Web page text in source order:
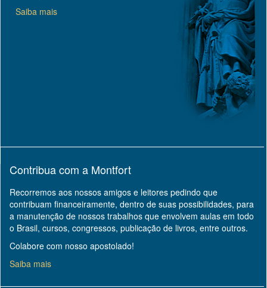
Saiba mais
Contribua com a Montfort
Recorremos aos nossos amigos e leitores pedindo que
contribuam financeiramente, dentro de suas possibilidades, para
a manutenção de nossos trabalhos que envolvem aulas em todo
o Brasil, cursos, congressos, publicação de livros, entre outros.
Colabore com nosso apostolado!
Saiba mais